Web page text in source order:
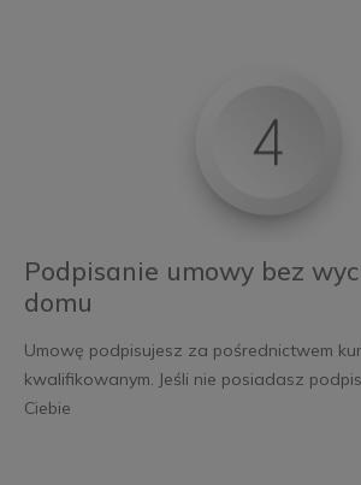
Podpisanie umowy bez
domu
Umowę podpisujesz za pośrednictwem
kwalifikowanym. Jeśli nie posiadasz
Ciebie